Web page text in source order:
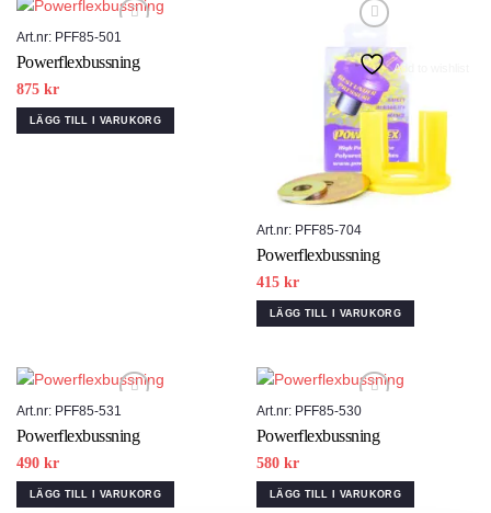
Art.nr: PFF85-501
Powerflexbussning
875 kr
LÄGG TILL I VARUKORG
Add to wishlist
Art.nr: PFF85-704
Powerflexbussning
415 kr
LÄGG TILL I VARUKORG
Art.nr: PFF85-531
Powerflexbussning
490 kr
LÄGG TILL I VARUKORG
Art.nr: PFF85-530
Powerflexbussning
580 kr
LÄGG TILL I VARUKORG